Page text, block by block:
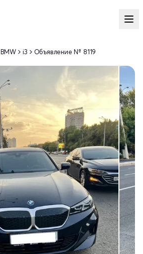
BMW i3 Объявление № 8119